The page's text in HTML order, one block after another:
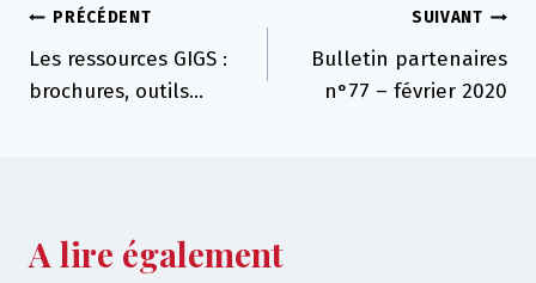
Navigation
de
PRÉCÉDENT
Les ressources GIGS :
brochures, outils…
SUIVANT
Bulletin partenaires
n°77 – février 2020
A lire également